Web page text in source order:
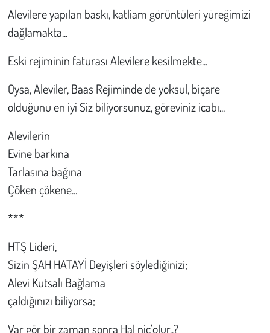
Alevilere yapılan baskı, katliam görüntüleri yüreğimizi
dağlamakta...
Eski rejiminin faturası Alevilere kesilmekte...
Oysa, Aleviler, Baas Rejiminde de yoksul, biçare
olduğunu en iyi Siz biliyorsunuz, göreviniz icabı...
Alevilerin
Evine barkına
Tarlasına bağına
Çöken çökene...
***
HTŞ Lideri,
Sizin ŞAH HATAYİ Deyişleri söylediğinizi;
Alevi Kutsalı Bağlama
çaldığınızı biliyorsa;
Var gör bir zaman sonra Hal nic'olur..?